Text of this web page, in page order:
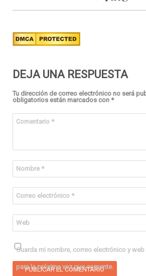
DEJA UNA RESPUESTA
Tu dirección de correo electrónico no será
obligatorios están marcados con *
Comentario *
Nombre *
Correo electrónico *
Web
Guarda mi nombre, correo electrónico y
para la próxima vez que comente.